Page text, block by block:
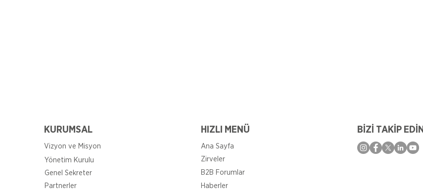
KURUMSAL
Vizyon ve Misyon
Yönetim Kurulu
Genel Sekreter
Partnerler
HIZLI MENÜ
Ana Sayfa
Zirveler
B2B Forumlar
Haberler
BİZİ TAKİP EDİN